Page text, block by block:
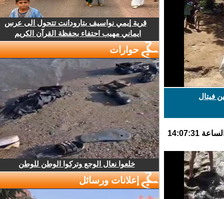
فيتال
قرية إيمي نواسيف بتارودانت تتحول الى عرس
ايماني مهيب احتفاء بحفظة القرآن الكريم
حوارات
خلعوا نعال الوجع وتركوا الوطن للوطن
إعلانات ورسائل